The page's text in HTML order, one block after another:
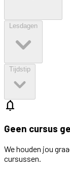
Lesdagen
Tijdstip
notifications
Geen cursus
We houden jou
cursussen.